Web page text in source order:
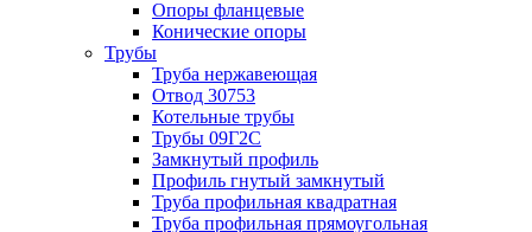
Опоры фланцевые
Конические опоры
Трубы
Труба нержавеющая
Отвод 30753
Котельные трубы
Трубы 09Г2С
Замкнутый профиль
Профиль гнутый замкнутый
Труба профильная квадратная
Труба профильная прямоугольная